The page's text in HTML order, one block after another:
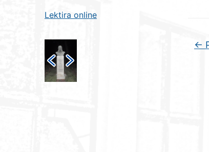
Lektira online
←